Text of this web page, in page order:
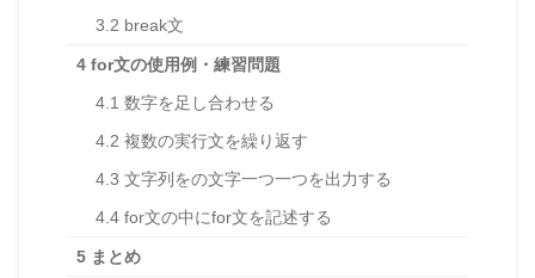
3.2 break文
4 for文の使用例・練習問題
4.1 数字を足し合わせる
4.2 複数の実行文を繰り返す
4.3 文字列をの文字一つ一つを出力する
4.4 for文の中にfor文を記述する
5 まとめ